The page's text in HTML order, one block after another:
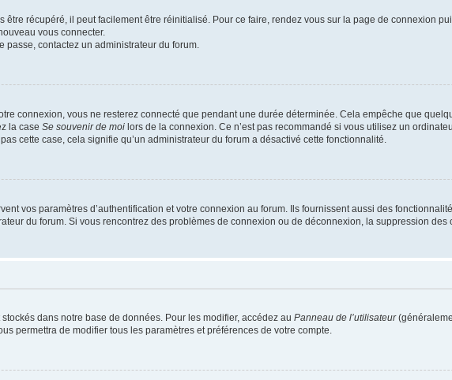
être récupéré, il peut facilement être réinitialisé. Pour ce faire, rendez vous sur la page de connexion
vous connecter.
contactez un administrateur du forum.
connexion, vous ne resterez connecté que pendant une durée déterminée. Cela empêche que
la case Se souvenir de moi lors de la connexion. Ce n’est pas recommandé si vous utilisez un
cette case, cela signifie qu’un administrateur du forum a désactivé cette fonctionnalité.
vos paramètres d’authentification et votre connexion au forum. Ils fournissent aussi des
du forum. Si vous rencontrez des problèmes de connexion ou de déconnexion, la suppression des
dans notre base de données. Pour les modifier, accédez au Panneau de l’utilisateur
permettra de modifier tous les paramètres et préférences de votre compte.